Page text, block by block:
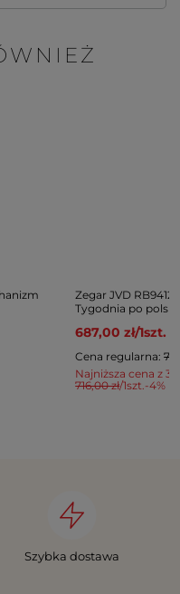
Zegar JVD
Tygodnia po
687,00 zł/1szt.
Najniższa cena z
716,00 zł/1szt.-4%
Cena regularna:
Szybka dostawa